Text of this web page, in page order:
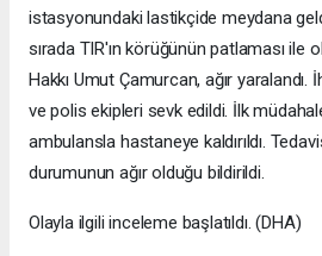
istasyonundaki lastikçide meydana
sırada TIR'ın körüğünün patlaması ile
Hakkı Umut Çamurcan, ağır yaralandı.
ve polis ekipleri sevk edildi. İlk
ambulansla hastaneye kaldırıldı.
durumunun ağır olduğu bildirildi.
Olayla ilgili inceleme başlatıldı. (DHA)